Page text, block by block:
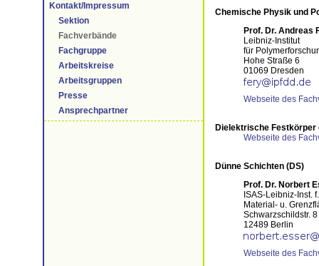
Kontakt/Impressum
Sektion
Fachverbände
Fachgruppe
Arbeitskreise
Arbeitsgruppen
Presse
Ansprechpartner
Chemische Physik und
Prof. Dr. Andreas
Leibniz-Institut
für
Hohe Straße 6
01069 Dresden
Webseite des
Dielektrische Festkörper
Webseite des
Dünne Schichten (DS)
Prof. Dr. Norbert
ISAS-Leibniz-Inst.
Material- u.
Schwarzschildstr. 8
12489 Berlin
Webseite des